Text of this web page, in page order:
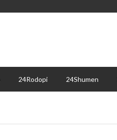
24Rodopi 24Shumen